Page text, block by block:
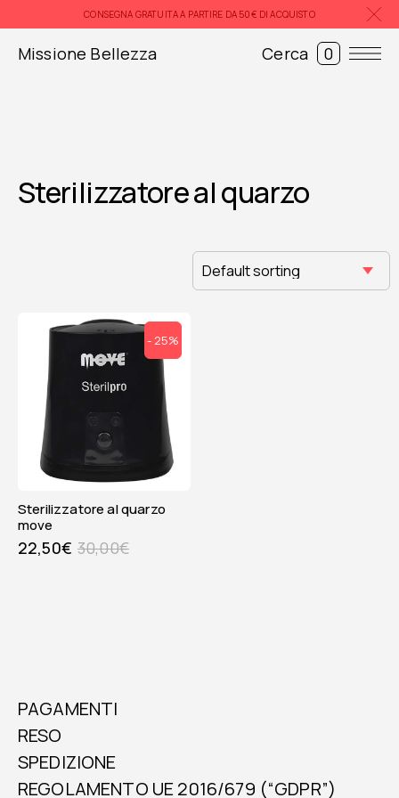
to
CONSEGNA GRATUITA A PARTIRE DA 50€ DI ACQUISTO
Missione Bellezza Cerca 0
Sterilizzatore al quarzo
- 25%
sterilizzatore al quarzo
move
30,00€
22,50€
PAGAMENTI
RESO
SPEDIZIONE
REGOLAMENTO UE 2016/679 (“GDPR”)